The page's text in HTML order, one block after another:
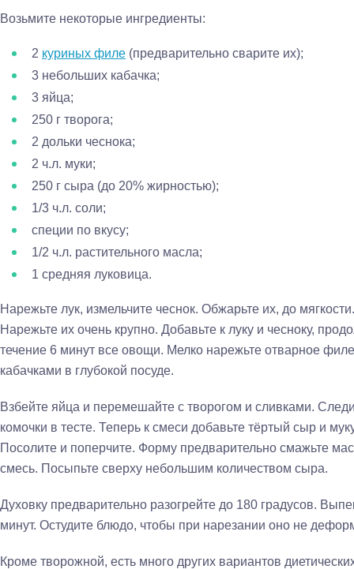
Возьмите некоторые ингредиенты:
2 куриных филе (предварительно сварите их);
3 небольших кабачка;
3 яйца;
250 г творога;
2 дольки чеснока;
2 ч.л. муки;
250 г сыра (до 20% жирностью);
1/3 ч.л. соли;
специи по вкусу;
1/2 ч.л. растительного масла;
1 средняя луковица.
Нарежьте лук, измельчите чеснок. Обжарьте их, до
Нарежьте их очень крупно. Добавьте к луку и чесноку,
течение 6 минут все овощи. Мелко нарежьте отварное
кабачками в глубокой посуде.
Взбейте яйца и перемешайте с творогом и сливками.
комочки в тесте. Теперь к смеси добавьте тёртый сыр и
Посолите и поперчите. Форму предварительно смажьте
смесь. Посыпьте сверху небольшим количеством сыра.
Духовку предварительно разогрейте до 180 градусов.
минут. Остудите блюдо, чтобы при нарезании оно не
Кроме творожной, есть много других вариантов